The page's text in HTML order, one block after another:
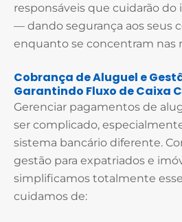
responsáveis que cuidarão
— dando segurança aos seus
enquanto se concentram nas
Cobrança de Aluguel e
Garantindo Fluxo de Caixa
Gerenciar pagamentos de
ser complicado,
sistema bancário diferente.
gestão para expatriados e
simplificamos totalmente
cuidamos de: